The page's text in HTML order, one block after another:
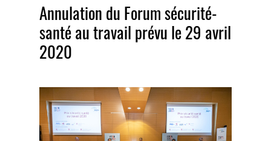
Annulation du Forum sécurité-
santé au travail prévu le 29 avril
2020